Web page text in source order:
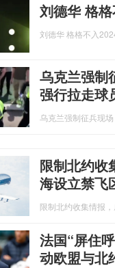
刘德华 格
刘德华 格格不入
乌克兰强制
强行拉走球
乌克兰强制征兵现
限制北约收
海设立禁飞
限制北约收集情报
法国“屏住
动欧盟与北